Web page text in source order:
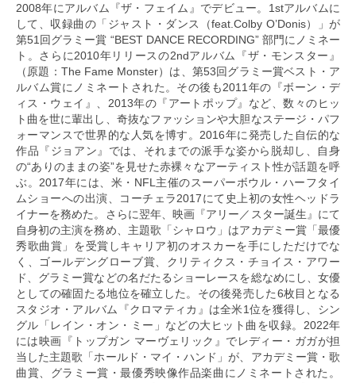
2008年にアルバム『ザ・フェイム』でデビュー。1stアルバムに
して、収録曲の「ジャスト・ダンス（feat.Colby O’Donis）」が
第51回グラミー賞 “BEST DANCE RECORDING” 部門にノミネー
ト。さらに2010年リリースの2ndアルバム『ザ・モンスター』
（原題：The Fame Monster）は、第53回グラミー賞ベスト・ア
ルバム賞にノミネートされた。その後も2011年の『ボーン・デ
ィス・ウェイ』、2013年の『アートポップ』など、数々のヒッ
ト曲を世に輩出し、奇抜なファッションや大胆なステージ・パフ
ォーマンスで世界的な人気を博す。2016年に発売した自伝的な
作品『ジョアン』では、それまでの派手な姿から脱却し、自身
の“ありのままの姿”を見せた赤裸々なアーティスト性が話題を呼
ぶ。2017年には、米・NFL主催のスーパーボウル・ハーフタイ
ムショーへの出演、コーチェラ2017にて史上初の女性ヘッドラ
イナーを務めた。さらに翌年、映画『アリー／スター誕生』にて
自身初の主演を務め、主題歌「シャロウ」はアカデミー賞「最優
秀歌曲賞」を受賞しキャリア初のオスカーを手にしただけでな
く、ゴールデングローブ賞、クリティクス・チョイス・アワー
ド、グラミー賞などの名だたるショーレースを総なめにし、女優
としての確固たる地位を確立した。その後発売した6枚目となる
スタジオ・アルバム『クロマティカ』は全米1位を獲得し、シン
グル「レイン・オン・ミー」などの大ヒット曲を収録。2022年
には映画『トップガン マーヴェリック』でレディー・ガガが担
当した主題歌「ホールド・マイ・ハンド」が、アカデミー賞・歌
曲賞、グラミー賞・最優秀映像作品楽曲にノミネートされた。